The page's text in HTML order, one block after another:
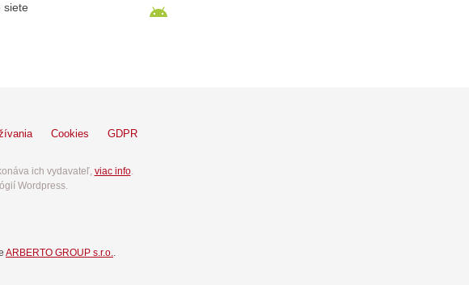
siete
Cookies GDPR
ich vydavateľ, viac info.
Wordpress.
ARBERTO GROUP s.r.o..